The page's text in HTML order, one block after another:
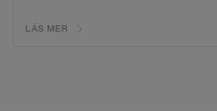
LÄS MER